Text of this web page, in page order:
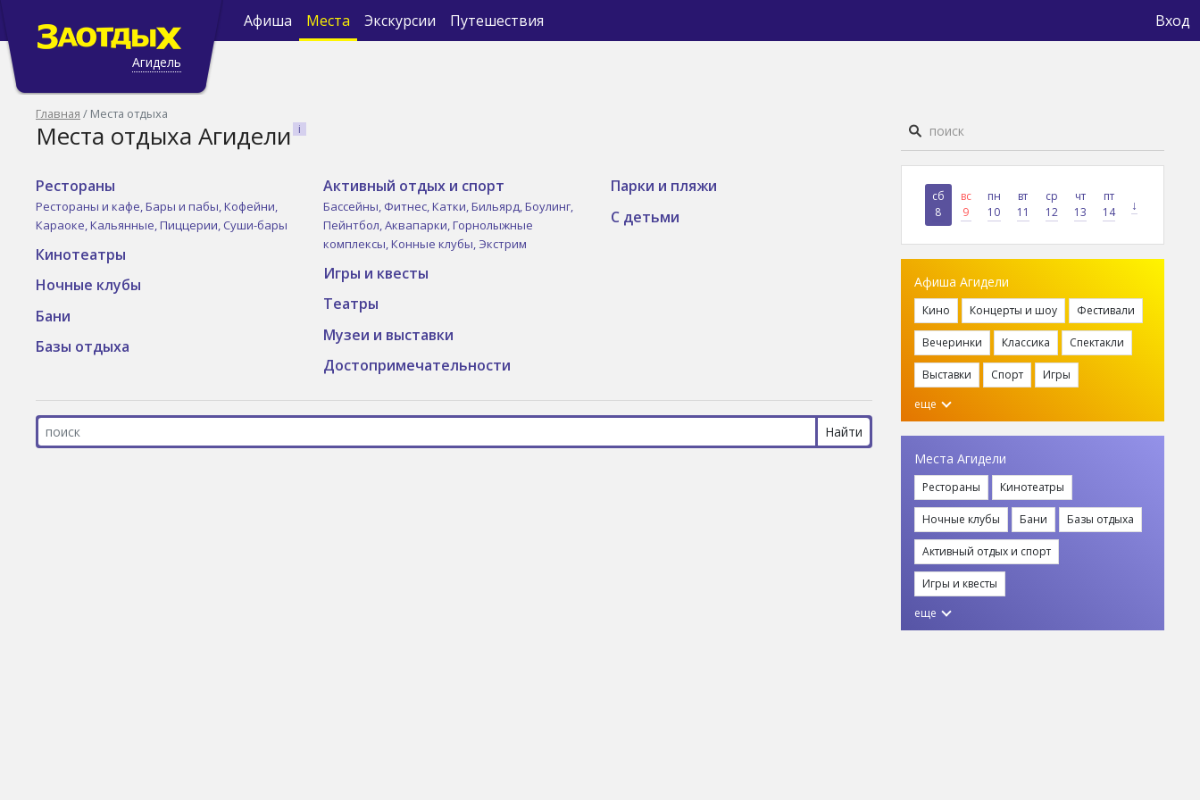
Агидель
Афиша Места Экскурсии Путешествия Вход
Главная Места отдыха
Места отдыха Агидели
Рестораны
Рестораны и кафе,Бары и пабы,Кофейни,
Караоке,Кальянные,Пиццерии, Суши-бары
Кинотеатры
Ночные клубы
Бани
Базы отдыха
Активный отдых и спорт
Бассейны, Фитнес,Катки,Бильярд,Боулинг,
Пейнтбол,Аквапарки,Горнолыжные
комплексы,Конные клубы, Экстрим
Игры и квесты
Театры
Музеи и выставки
Достопримечательности
Парки и пляжи
С детьми
сб
8
вс
9
пн
10
вт
11
ср
12
чт
13
пт
14
↓
Афиша Агидели
Кино Концерты и шоу Фестивали
Вечеринки Классика Спектакли
Выставки Спорт
Игры
еще
Места Агидели
Рестораны Кинотеатры
Ночные клубы Бани Базы отдыха
Активный отдых и спорт
Игры и квесты
еще